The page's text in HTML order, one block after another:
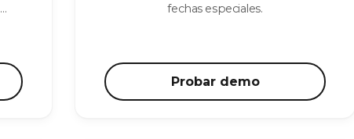
fechas especiales.
Probar demo